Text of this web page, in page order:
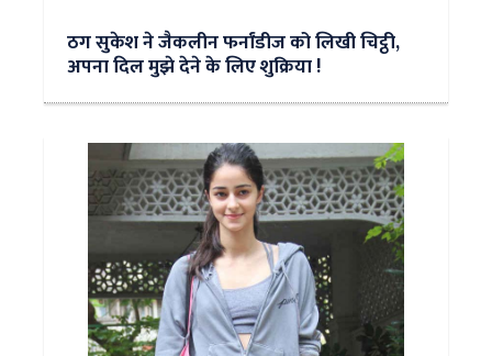
ठग सुकेश ने जैकलीन फर्नांडीज को लिखी चिट्ठी,
अपना दिल मुझे देने के लिए शुक्रिया !